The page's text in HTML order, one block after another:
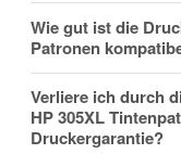
Sehr gute Ware
Ich habe diese
zufrieden mit dem
,
Mobiltelefon
Wie gut ist die
Patronen
Verliere ich durch
HP 305XL
Druckergarantie?